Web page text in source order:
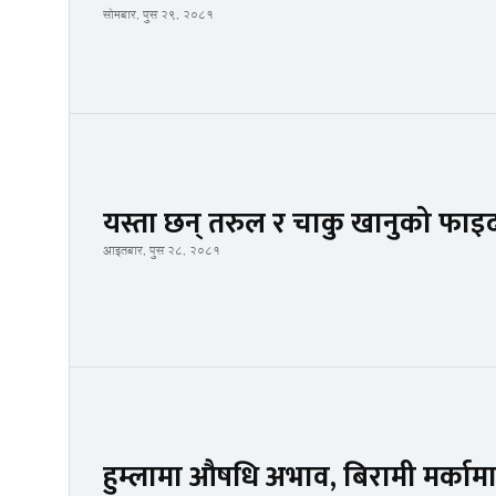
सोमबार, पुस २९, २०८१
यस्ता छन् तरुल र चाकु खानुको
आइतबार, पुस २८, २०८१
हुम्लामा औषधि अभाव, बिरामी मर्कामा